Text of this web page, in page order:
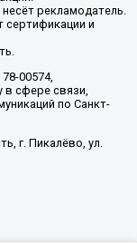
рекламодатель.
сертификации и
00574,
в сфере связи,
по Санкт-
г. Пикалёво, ул.